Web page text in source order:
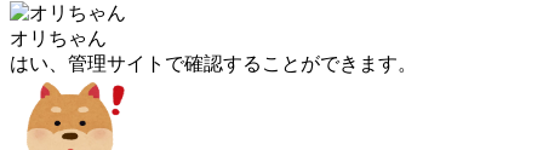
オリちゃん
はい、管理サイトで確認することができます。